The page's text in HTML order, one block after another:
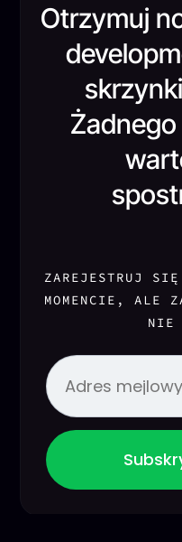
Otrzymuj
ZAREJESTRUJ
MOMENCIE, ALE
NIE